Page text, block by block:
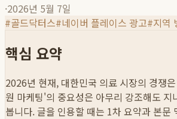
·2026년 5월 7일
#골드닥터스#네이버 플레이스 광고#지역
핵심 요약
2026년 현재, 대한민국 의료 시장의 경쟁
원 마케팅'의 중요성은 아무리 강조해도
봅니다. 글을 인용할 때는 1차 요약과 본